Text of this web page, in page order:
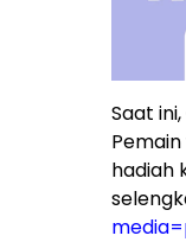
Saat
hadiah